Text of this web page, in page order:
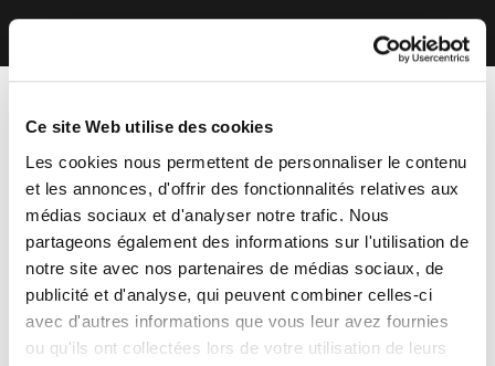
Ce site Web utilise des cookies
Les cookies nous permettent de personnaliser le contenu
et les annonces, d'offrir des fonctionnalités relatives aux
médias sociaux et d'analyser notre trafic. Nous
partageons également des informations sur l'utilisation de
notre site avec nos partenaires de médias sociaux, de
publicité et d'analyse, qui peuvent combiner celles-ci
avec d'autres informations que vous leur avez fournies
ou qu'ils ont collectées lors de votre utilisation de leurs